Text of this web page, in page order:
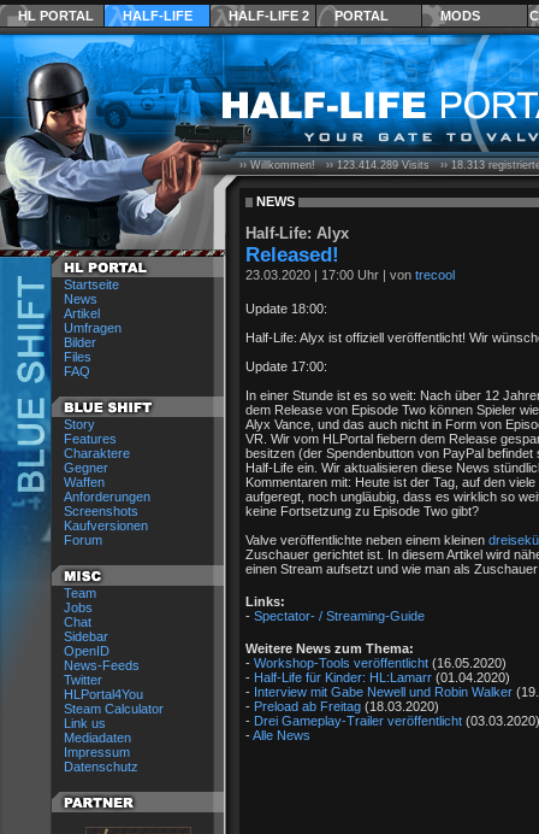
HL PORTAL HALF-LIFE HALF-LIFE 2 PORTAL MODS
Startseite
News
Artikel
Umfragen
Bilder
Files
FAQ
Story
Features
Charaktere
Gegner
Waffen
Anforderungen
Screenshots
Kaufversionen
Forum
Team
Jobs
Chat
Sidebar
OpenID
News-Feeds
Twitter
HLPortal4You
Steam Calculator
Link us
Mediadaten
Impressum
Datenschutz
›› Willkommen! ››123.414.289Visits ››18.313
NEWS
Half-Life: Alyx
Released!
23.03.2020 | 17:00 Uhr | von trecool
Update 18:00:
Half-Life: Alyx ist offiziell veröffentlicht! Wir
Update 17:00:
In einer Stunde ist es so weit: Nach über 12
dem Release von Episode Two können Spieler
Alyx Vance, und das auch nicht in Form von
VR. Wir vom HLPortal fiebern dem Release
besitzen (der Spendenbutton von PayPal
Half-Life ein. Wir aktualisieren diese News
Kommentaren mit: Heute ist der Tag, auf den
aufgeregt, noch ungläubig, dass es wirklich so
keine Fortsetzung zu Episode Two gibt?
Valve veröffentlichte neben einem kleinen
Zuschauer gerichtet ist. In diesem Artikel wird
einen Stream aufsetzt und wie man als
Links:
- Spectator- / Streaming-Guide
Weitere News zum Thema:
- Workshop-Tools veröffentlicht (16.05.2020)
- Half-Life für Kinder: HL:Lamarr (01.04.2020)
- Interview mit Gabe Newell und Robin Walker
- Preload ab Freitag (18.03.2020)
- Drei Gameplay-Trailer veröffentlicht (03.03.2020)
-Alle News